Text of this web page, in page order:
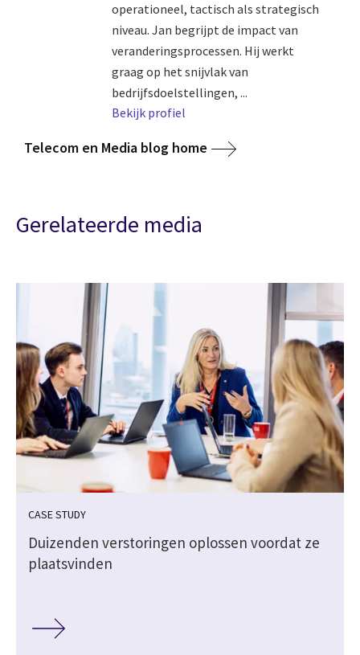
operationeel, tactisch als strategisch
niveau. Jan begrijpt de impact van
veranderingsprocessen. Hij werkt
graag op het snijvlak van
bedrijfsdoelstellingen, ...
Bekijk profiel
Telecom en Media blog home
Gerelateerde media
CASE STUDY
Duizenden verstoringen oplossen voordat ze
plaatsvinden